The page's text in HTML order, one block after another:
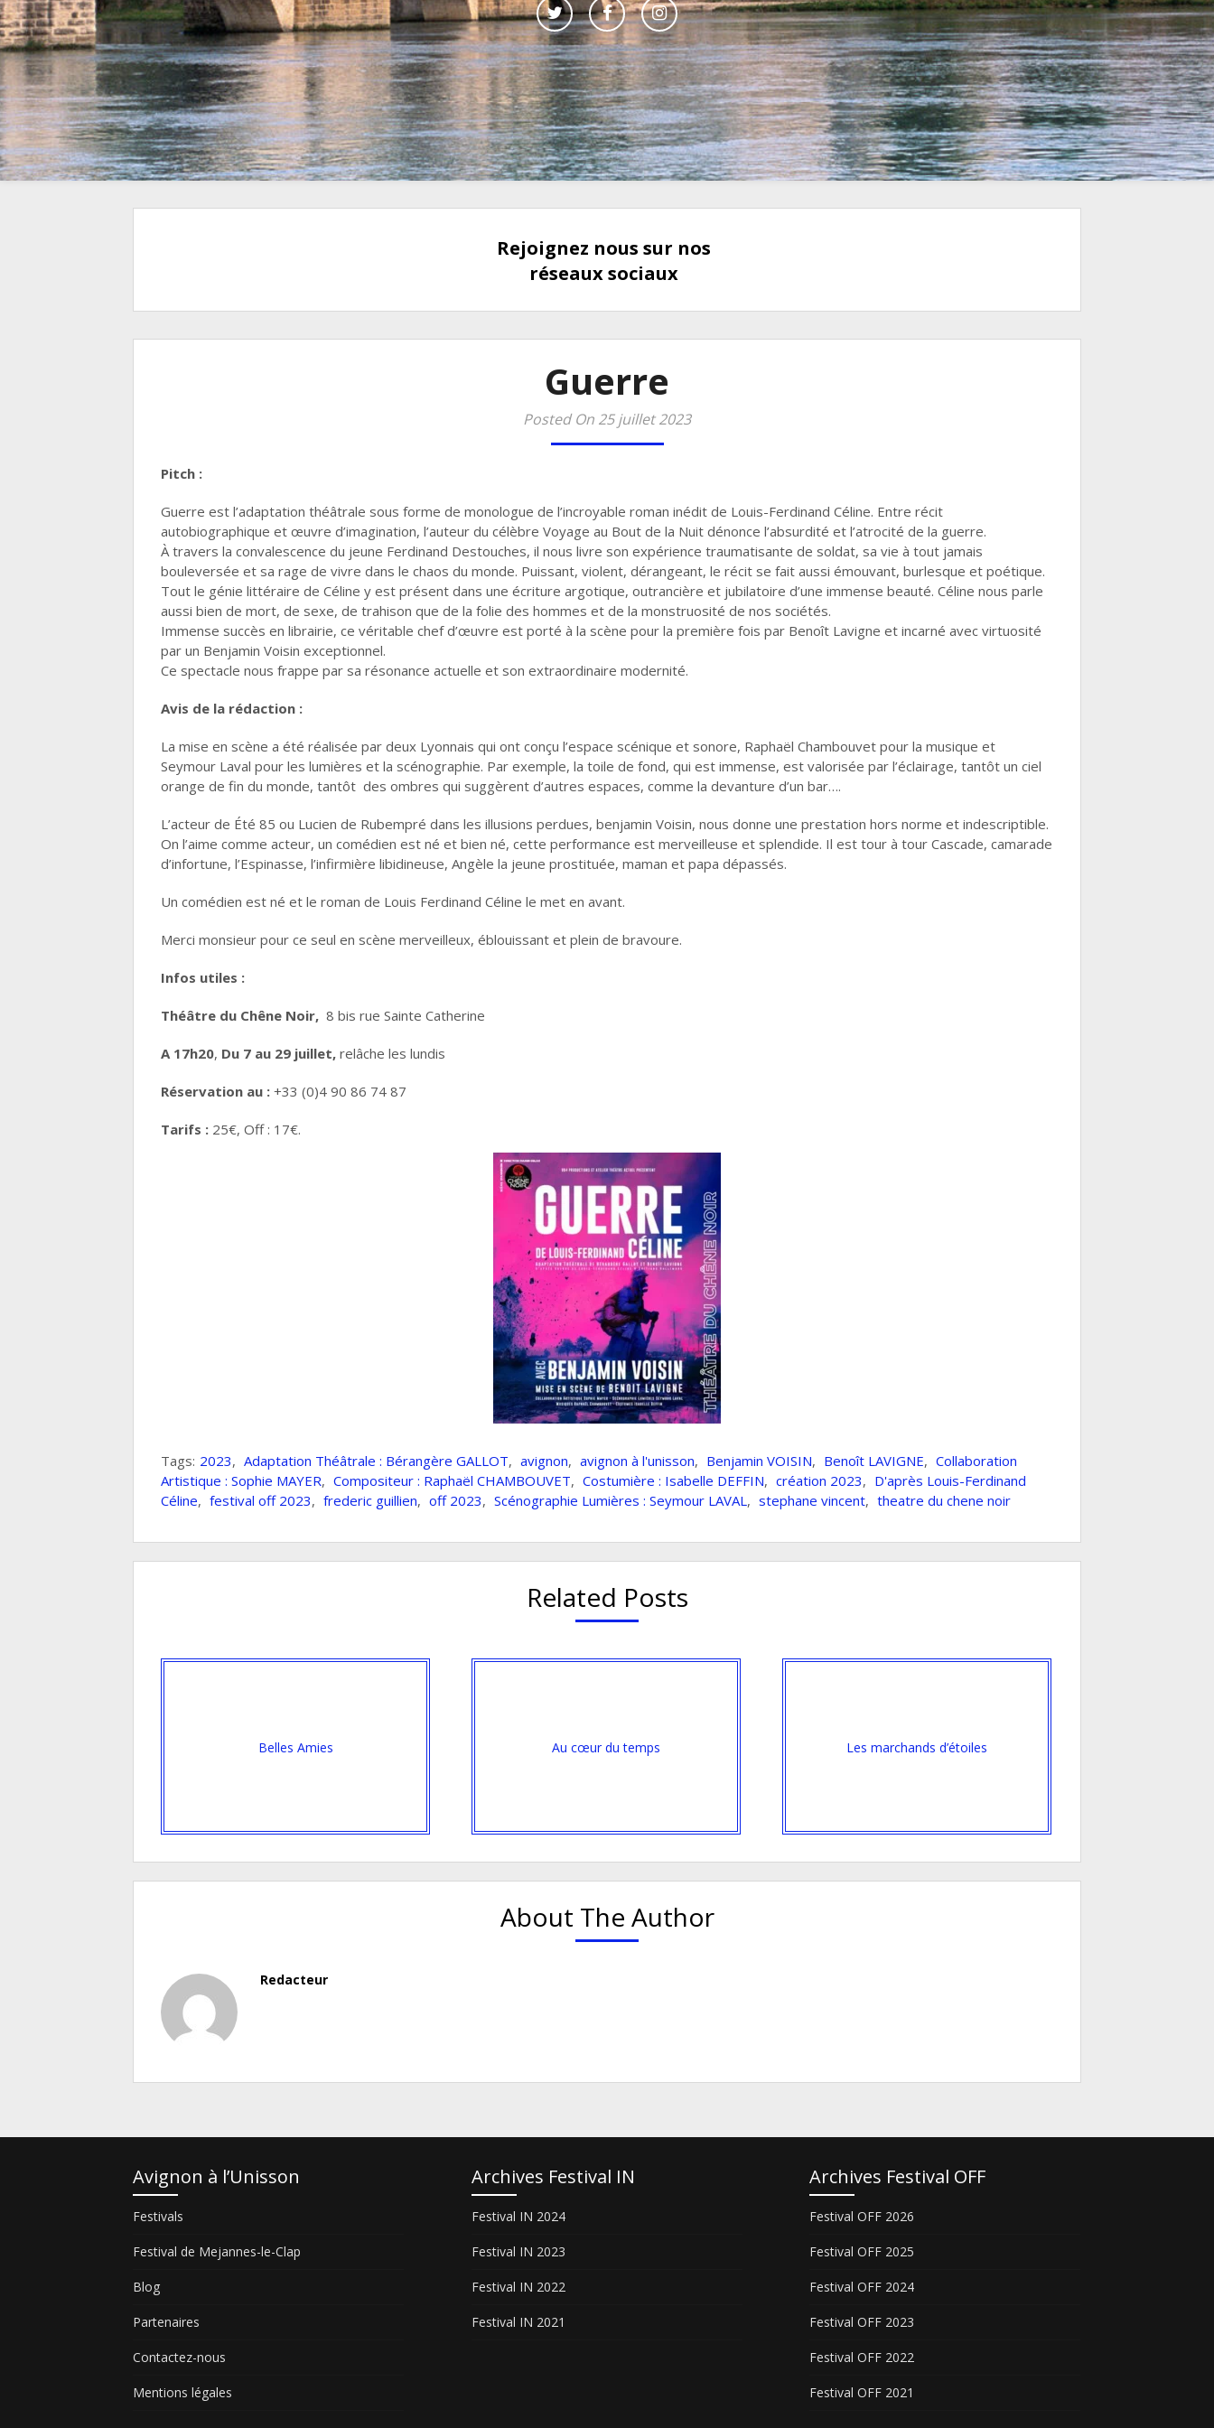
Rejoignez nous sur nos
réseaux sociaux
Guerre
Posted On 25 juillet 2023
Pitch :
Guerre est l’adaptation théâtrale sous forme de monologue de l’incroyable roman inédit de Louis-Ferdinand Céline. Entre récit
autobiographique et œuvre d’imagination, l’auteur du célèbre Voyage au Bout de la Nuit dénonce l’absurdité et l’atrocité de la guerre.
À travers la convalescence du jeune Ferdinand Destouches, il nous livre son expérience traumatisante de soldat, sa vie à tout jamais
bouleversée et sa rage de vivre dans le chaos du monde. Puissant, violent, dérangeant, le récit se fait aussi émouvant, burlesque et poétique.
Tout le génie littéraire de Céline y est présent dans une écriture argotique, outrancière et jubilatoire d’une immense beauté. Céline nous parle
aussi bien de mort, de sexe, de trahison que de la folie des hommes et de la monstruosité de nos sociétés.
Immense succès en librairie, ce véritable chef d’œuvre est porté à la scène pour la première fois par Benoît Lavigne et incarné avec virtuosité
par un Benjamin Voisin exceptionnel.
Ce spectacle nous frappe par sa résonance actuelle et son extraordinaire modernité.
Avis de la rédaction :
La mise en scène a été réalisée par deux Lyonnais qui ont conçu l’espace scénique et sonore, Raphaël Chambouvet pour la musique et
Seymour Laval pour les lumières et la scénographie. Par exemple, la toile de fond, qui est immense, est valorisée par l’éclairage, tantôt un ciel
orange de fin du monde, tantôt des ombres qui suggèrent d’autres espaces, comme la devanture d’un bar….
L’acteur de Été 85 ou Lucien de Rubempré dans les illusions perdues, benjamin Voisin, nous donne une prestation hors norme et indescriptible.
On l’aime comme acteur, un comédien est né et bien né, cette performance est merveilleuse et splendide. Il est tour à tour Cascade, camarade
d’infortune, l’Espinasse, l’infirmière libidineuse, Angèle la jeune prostituée, maman et papa dépassés.
Un comédien est né et le roman de Louis Ferdinand Céline le met en avant.
Merci monsieur pour ce seul en scène merveilleux, éblouissant et plein de bravoure.
Infos utiles :
Théâtre du Chêne Noir, 8 bis rue Sainte Catherine
A 17h20, Du 7 au 29 juillet, relâche les lundis
Réservation au : +33 (0)4 90 86 74 87
Tarifs : 25€, Off : 17€.
Tags: 2023, Adaptation Théâtrale : Bérangère GALLOT, avignon, avignon à l'unisson, Benjamin VOISIN, Benoît LAVIGNE, Collaboration
Artistique : Sophie MAYER, Compositeur : Raphaël CHAMBOUVET, Costumière : Isabelle DEFFIN, création 2023, D'après Louis-Ferdinand
Céline, festival off 2023, frederic guillien, off 2023, Scénographie Lumières : Seymour LAVAL, stephane vincent, theatre du chene noir
Related Posts
Belles Amies Au cœur du temps Les marchands d’étoiles
About The Author
Redacteur
Avignon à l’Unisson
Festivals
Festival de Mejannes-le-Clap
Blog
Partenaires
Contactez-nous
Mentions légales
Archives Festival IN
Festival IN 2024
Festival IN 2023
Festival IN 2022
Festival IN 2021
Archives Festival OFF
Festival OFF 2026
Festival OFF 2025
Festival OFF 2024
Festival OFF 2023
Festival OFF 2022
Festival OFF 2021